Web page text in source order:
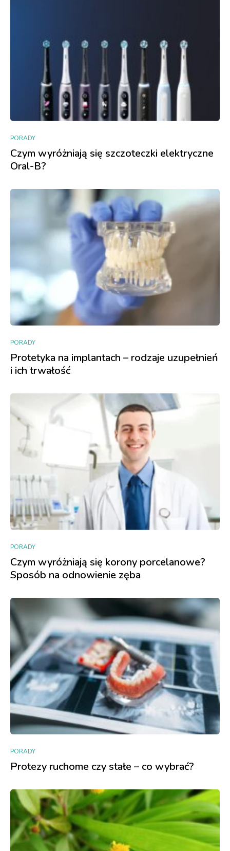
PORADY
Czym wyróżniają się szczoteczki elektryczne
Oral-B?
PORADY
Protetyka na implantach – rodzaje uzupełnień
i ich trwałość
PORADY
Czym wyróżniają się korony porcelanowe?
Sposób na odnowienie zęba
PORADY
Protezy ruchome czy stałe – co wybrać?